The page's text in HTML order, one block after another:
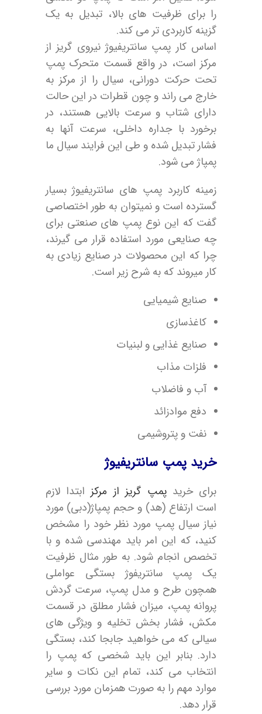
را برای ظرفیت های بالا، تبدیل به یک
گزینه کاربردی تر می کند.
اساس کار پمپ سانتریفیوژ نیروی گریز از
مرکز است، در واقع قسمت متحرک پمپ
تحت حرکت دورانی، سیال را از مرکز به
خارج می راند و چون قطرات در این حالت
دارای شتاب و سرعت بالایی هستند، در
برخورد با جداره داخلی، سرعت آنها به
فشار تبدیل شده و طی این فرایند سیال ما
پمپاژ می شود.
زمینه کاربرد پمپ های سانتریفیوژ بسیار
گسترده است و نمیتوان به طور اختصاصی
گفت که این نوع پمپ های صنعتی برای
چه صنایعی مورد استفاده قرار می گیرند،
چرا که این محصولات در صنایع زیادی به
کار میروند که به شرح زیر است.
صنایع شیمیایی
کاغذسازی
صنایع غذایی و لبنیات
فلزات مذاب
آب و فاضلاب
دفع موادزائد
نفت و پتروشیمی
خرید پمپ سانتریفیوژ
برای خریدپمپ گریز از مرکز ابتدا لازم
است ارتفاع (هد) و حجم پمپاژ(دبی) مورد
نیاز سیال پمپ مورد نظر خود را مشخص
کنید، که این امر باید مهندسی شده و با
تخصص انجام شود. به طور مثال ظرفیت
یک پمپ سانتریفوژ بستگی عواملی
همچون طرح و مدل پمپ، سرعت گردش
پروانه پمپ، میزان فشار مطلق در قسمت
مکش، فشار بخش تخلیه و ویژگی های
سیالی که می خواهید جابجا کند، بستگی
دارد. بنابر این باید شخصی که پمپ را
انتخاب می کند، تمام این نکات و سایر
موارد مهم را به صورت همزمان مورد بررسی
قرار دهد.